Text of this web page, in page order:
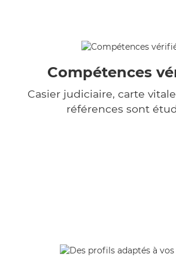
Compétences
Casier judiciaire, carte
références sont